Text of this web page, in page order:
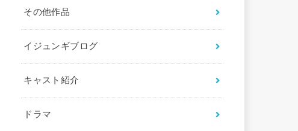
その他作品
イジュンギブログ
キャスト紹介
ドラマ